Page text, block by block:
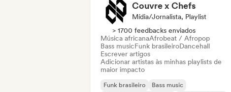
Couvre x Chefs
Mídia/Jornalista, Playlist
> 1700 feedbacks enviados
Música africanaAfrobeat / Afropop
Bass musicFunk brasileiroDancehall
Escrever artigos
Adicionar artistas às minhas playlists de
maior impacto
Funk brasileiro
Bass music